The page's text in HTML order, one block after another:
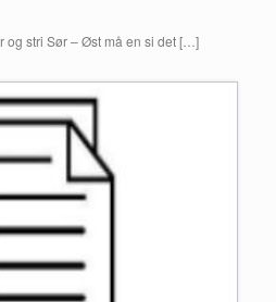
og stri Sør – Øst må en si det […]